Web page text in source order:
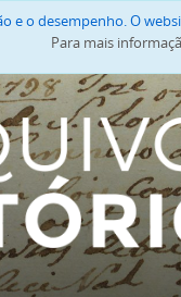
e o desempenho. O
Para mais